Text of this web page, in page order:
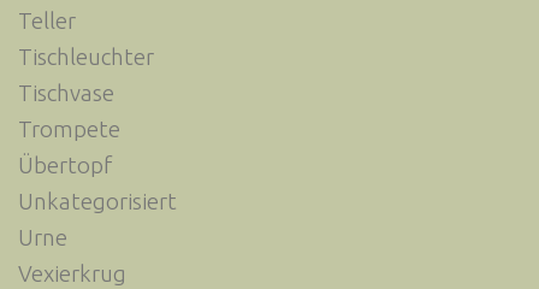
Teller
Tischleuchter
Tischvase
Trompete
Übertopf
Unkategorisiert
Urne
Vexierkrug